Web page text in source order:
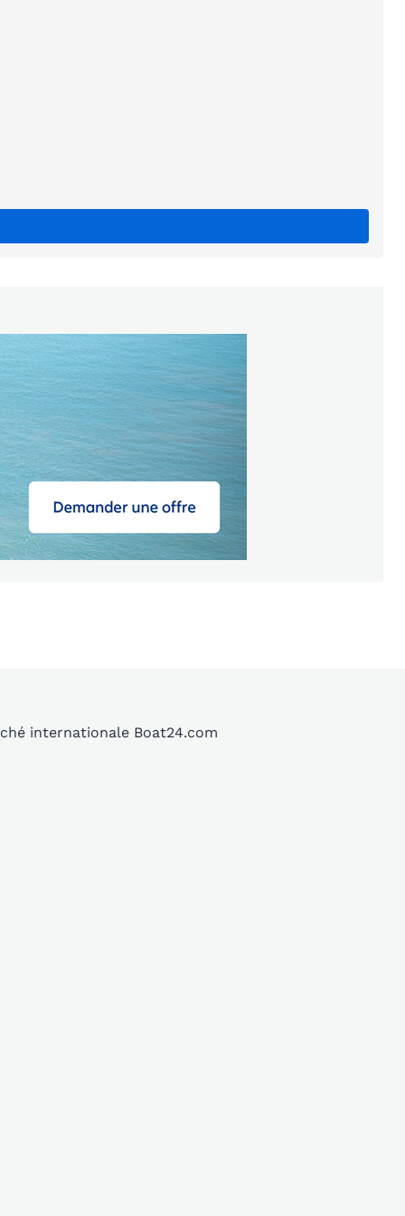
internationale Boat24.com